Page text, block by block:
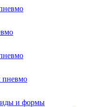
пневмо
и формы